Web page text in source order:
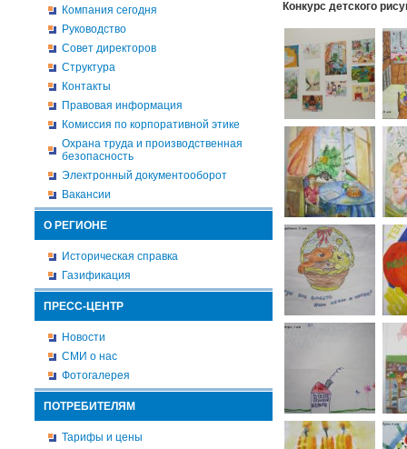
Компания сегодня
Руководство
Совет директоров
Структура
Контакты
Правовая информация
Комиссия по корпоративной этике
Охрана труда и производственная
безопасность
Электронный документооборот
Вакансии
О РЕГИОНЕ
Историческая справка
Газификация
ПРЕСС-ЦЕНТР
Новости
СМИ о нас
Фотогалерея
ПОТРЕБИТЕЛЯМ
Тарифы и цены
Конкурс детского